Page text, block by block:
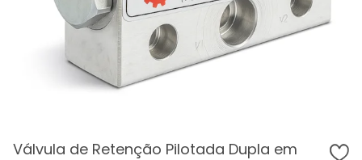
Válvula de Retenção Pilotada Dupla em